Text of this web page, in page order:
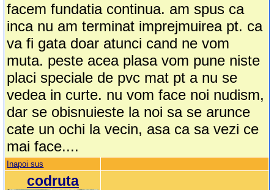
facem fundatia continua. am spus ca
inca nu am terminat imprejmuirea pt. ca
va fi gata doar atunci cand ne vom
muta. peste acea plasa vom pune niste
placi speciale de pvc mat pt a nu se
vedea in curte. nu vom face noi nudism,
dar se obisnuieste la noi sa se arunce
cate un ochi la vecin, asa ca sa vezi ce
mai face....
Inapoi sus
codruta